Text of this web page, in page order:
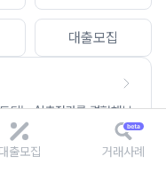
대출모집
되는 AI추정가를 경험해보
대출모집 거래사례